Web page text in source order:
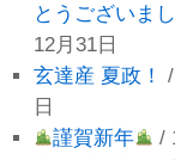
とうございまし
12月31日
玄達産 夏政！
日
謹賀新年
/